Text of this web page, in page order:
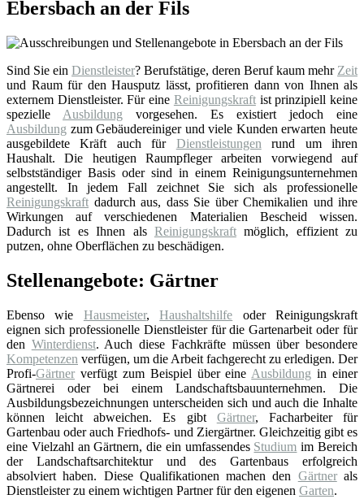
Ebersbach an der Fils
Sind Sie ein Dienstleister? Berufstätige, deren Beruf kaum mehr Zeit
und Raum für den Hausputz lässt, profitieren dann von Ihnen als
externem Dienstleister. Für eine Reinigungskraftist prinzipiell keine
spezielle Ausbildung vorgesehen. Es existiert jedoch eine
Ausbildung zum Gebäudereiniger und viele Kunden erwarten heute
ausgebildete Kräft auch für Dienstleistungen rund um ihren
Haushalt. Die heutigen Raumpfleger arbeiten vorwiegend auf
selbstständiger Basis oder sind in einem Reinigungsunternehmen
angestellt. In jedem Fall zeichnet Sie sich als professionelle
Reinigungskraft dadurch aus, dass Sie über Chemikalien und ihre
Wirkungen auf verschiedenen Materialien Bescheid wissen.
Dadurch ist es Ihnen als Reinigungskraftmöglich, effizient zu
putzen, ohne Oberflächen zu beschädigen.
Stellenangebote: Gärtner
Ebenso wie Hausmeister,Haushaltshilfe oder Reinigungskraft
eignen sich professionelle Dienstleister für die Gartenarbeit oder für
den Winterdienst. Auch diese Fachkräfte müssen über besondere
Kompetenzen verfügen, um die Arbeit fachgerecht zu erledigen. Der
Profi-Gärtner verfügt zum Beispiel über eine Ausbildung in einer
Gärtnerei oder bei einem Landschaftsbauunternehmen. Die
Ausbildungsbezeichnungen unterscheiden sich und auch die Inhalte
können leicht abweichen. Es gibt Gärtner, Facharbeiter für
Gartenbau oder auch Friedhofs- und Ziergärtner. Gleichzeitig gibt es
eine Vielzahl an Gärtnern, die ein umfassendes Studium im Bereich
der Landschaftsarchitektur und des Gartenbaus erfolgreich
absolviert haben. Diese Qualifikationen machen den Gärtnerals
Dienstleister zu einem wichtigen Partner für den eigenen Garten.